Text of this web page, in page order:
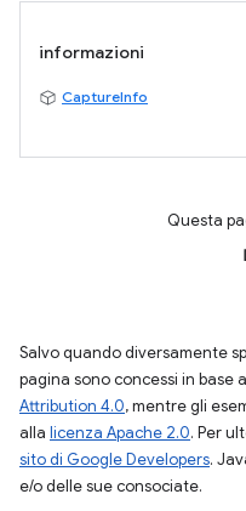
informazioni
CaptureInfo
Questa
Salvo quando diversamente
pagina sono concessi in base
Attribution 4.0, mentre gli
alla licenza Apache 2.0. Per
sito di Google Developers.
e/o delle sue consociate.